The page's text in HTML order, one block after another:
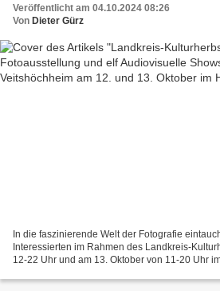
Veröffentlicht am 04.10.2024 08:26
Von Dieter Gürz
In die faszinierende Welt der Fotografie
Interessierten im Rahmen des Landkreis-
12-22 Uhr und am 13. Oktober von 11-20 Uhr